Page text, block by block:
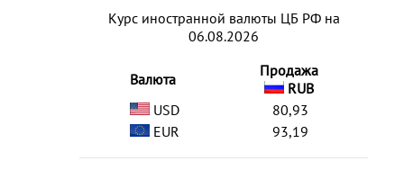
Курс иностранной валюты ЦБ РФ на
06.08.2026
Валюта
Продажа
RUB
USD
80,93
EUR
93,19